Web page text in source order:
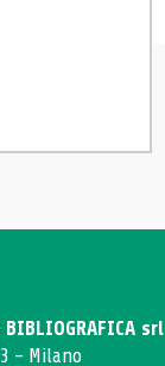
srl
- Milano